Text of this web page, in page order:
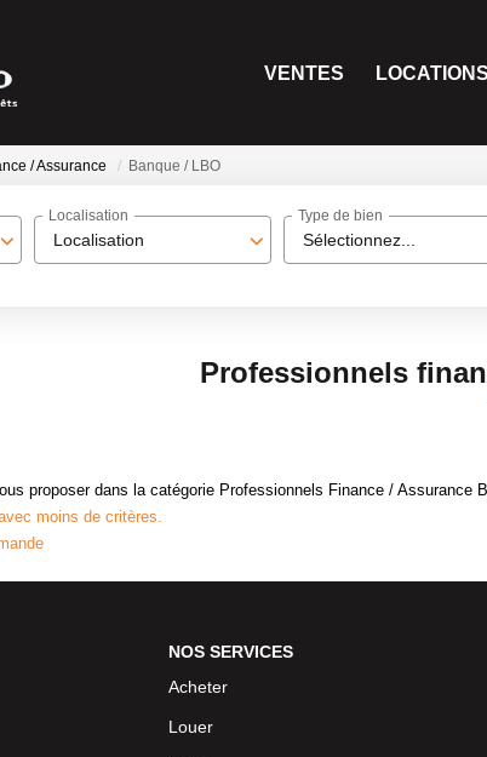
VENTES LOCATIONS
/ Assurance Banque / LBO
Localisation
Localisation
Sélectionnez...
Type de bien
Professionnels
proposer dans la catégorie Professionnels Finance /
moins de critères.
NOS SERVICES
Acheter
Louer